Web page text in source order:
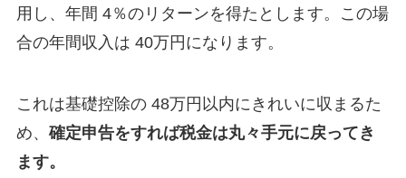
用し、年間 4％のリターンを得たとします。この場
合の年間収入は 40万円になります。
これは基礎控除の 48万円以内にきれいに収まるた
め、 確定申告をすれば税金は丸々手元に戻ってき
ます。